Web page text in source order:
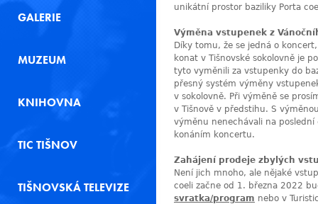
unikátní prostor baziliky Porta
Výměna vstupenek z
Díky tomu, že se jedná o
konat v Tišnovské sokolovně je
tyto vyměnili za vstupenky do
přesný systém výměny
v sokolovně. Při výměně se
v Tišnově v předstihu. S
výměnu nenechávali na
konáním koncertu.
Zahájení prodeje zbylých
Není jich mnoho, ale nějaké
coeli začne od 1. března 2022
svratka/program nebo v
GALERIE
MUZEUM
KNIHOVNA
TIC TIŠNOV
TIŠNOVSKÁ TELEVIZE